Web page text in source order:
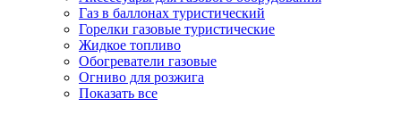
Газ в баллонах туристический
Горелки газовые туристические
Жидкое топливо
Обогреватели газовые
Огниво для розжига
Показать все